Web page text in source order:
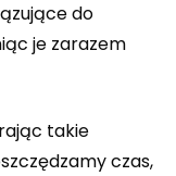
do
je zarazem
takie
czas,